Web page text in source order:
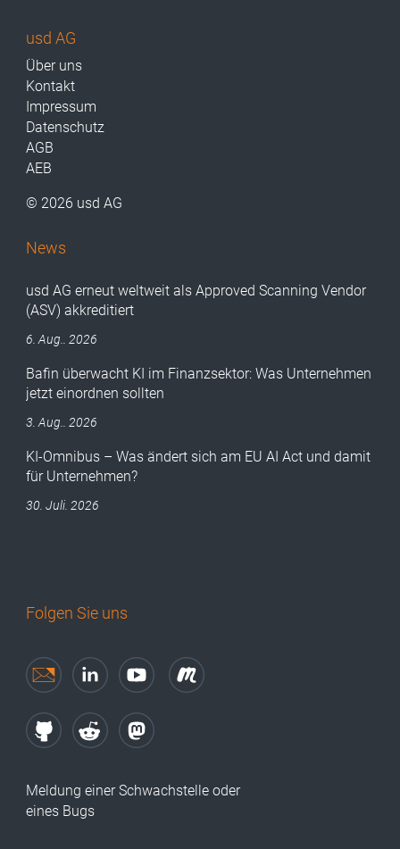
usd AG
Über uns
Kontakt
Impressum
Datenschutz
AGB
AEB
© 2026 usd AG
News
usd AG erneut weltweit als Approved Scanning Vendor
(ASV) akkreditiert
6. Aug.. 2026
Bafin überwacht KI im Finanzsektor: Was Unternehmen
jetzt einordnen sollten
3. Aug.. 2026
KI-Omnibus – Was ändert sich am EU AI Act und damit
für Unternehmen?
30. Juli. 2026
Folgen Sie uns
Meldung einer Schwachstelle oder
eines Bugs